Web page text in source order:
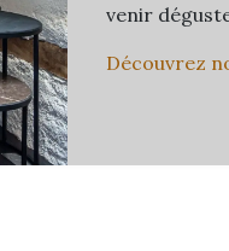
venir
Découvrez